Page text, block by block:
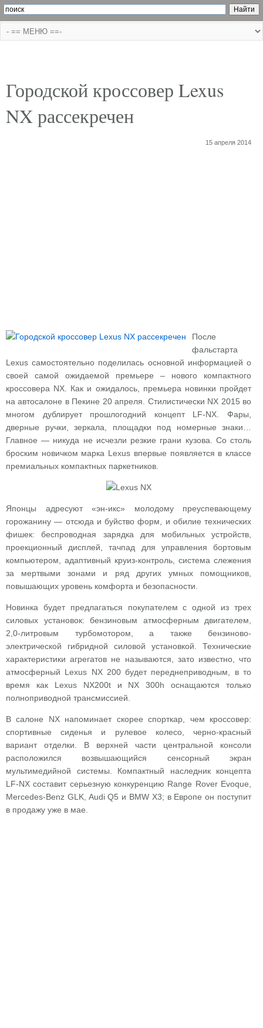
Городской кроссовер Lexus
NX рассекречен
15 апреля 2014
После
фальстарта
Lexus самостоятельно поделилась основной информацией о
своей самой ожидаемой премьере – нового компактного
кроссовера NX. Как и ожидалось, премьера новинки пройдет
на автосалоне в Пекине 20 апреля. Стилистически NX 2015 во
многом дублирует прошлогодний концепт LF-NX. Фары,
дверные ручки, зеркала, площадки под номерные знаки…
Главное — никуда не исчезли резкие грани кузова. Со столь
броским новичком марка Lexus впервые появляется в классе
премиальных компактных паркетников.
Японцы адресуют «эн-икс» молодому преуспевающему
горожанину — отсюда и буйство форм, и обилие технических
фишек: беспроводная зарядка для мобильных устройств,
проекционный дисплей, тачпад для управления бортовым
компьютером, адаптивный круиз-контроль, система слежения
за мертвыми зонами и ряд других умных помощников,
повышающих уровень комфорта и безопасности.
Новинка будет предлагаться покупателем с одной из трех
силовых установок: бензиновым атмосферным двигателем,
2,0-литровым турбомотором, а также бензиново-
электрической гибридной силовой установкой. Технические
характеристики агрегатов не называются, зато известно, что
атмосферный Lexus NX 200 будет переднеприводным, в то
время как Lexus NX200t и NX 300h оснащаются только
полноприводной трансмиссией.
В салоне NX напоминает скорее спорткар, чем кроссовер:
спортивные сиденья и рулевое колесо, черно-красный
вариант отделки. В верхней части центральной консоли
расположился возвышающийся сенсорный экран
мультимедийной системы. Компактный наследник концепта
LF-NX составит серьезную конкуренцию Range Rover Evoque,
Mercedes-Benz GLK, Audi Q5 и BMW X3; в Европе он поступит
в продажу уже в мае.